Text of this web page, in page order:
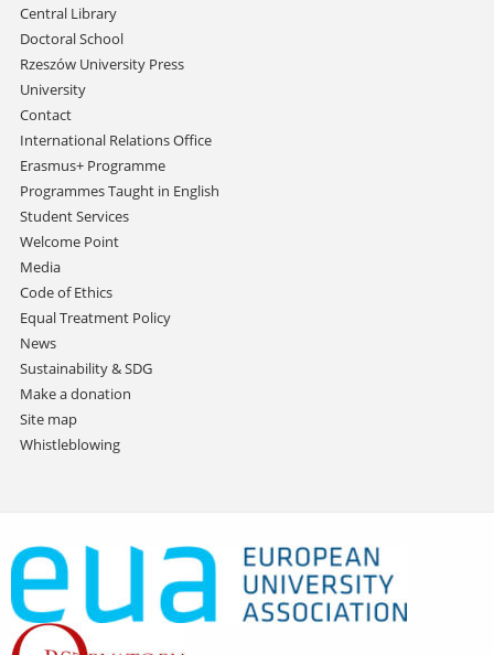
Central Library
Doctoral School
Rzeszów University Press
University
Contact
International Relations Office
Erasmus+ Programme
Programmes Taught in English
Student Services
Welcome Point
Media
Code of Ethics
Equal Treatment Policy
News
Sustainability & SDG
Make a donation
Site map
Whistleblowing